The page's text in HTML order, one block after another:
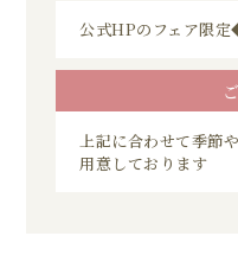
公式HPのフェア限
上記に合わせて季節
用意しております